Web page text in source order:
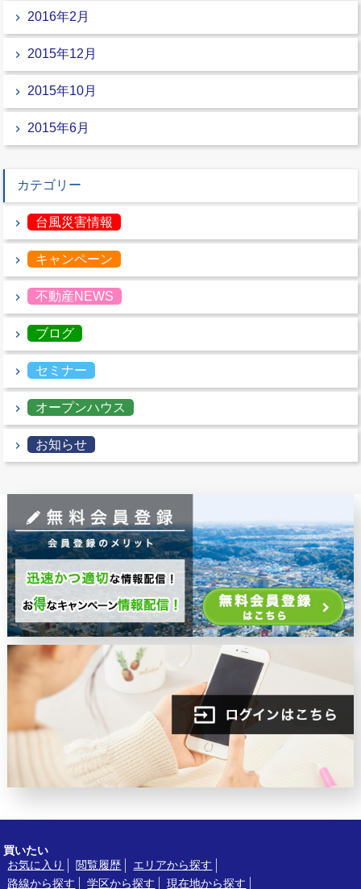
2016年2月
2015年12月
2015年10月
2015年6月
カテゴリー
台風災害情報
キャンペーン
不動産NEWS
ブログ
セミナー
オープンハウス
お知らせ
買いたい
お気に入り
閲覧履歴
エリアから探す
路線から探す
学区から探す
現在地から探す